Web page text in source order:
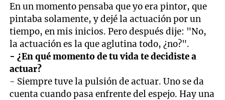
En un momento pensaba que yo era pintor, que
pintaba solamente, y dejé la actuación por un
tiempo, en mis inicios. Pero después dije: "No,
la actuación es la que aglutina todo, ¿no?".
- ¿En qué momento de tu vida te decidiste a
actuar?
- Siempre tuve la pulsión de actuar. Uno se da
cuenta cuando pasa enfrente del espejo. Hay una